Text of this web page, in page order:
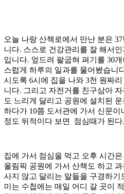
오늘 나랑 산책로에서 만난 분은
니다. 스스로 건강관리를 잘 해서
입니다. 엎드려 팔굽혀 펴기를 30
스럽게 하루의 일과를 물어봤습니
시도록 6시에 집을 나와 3천 원짜
니다. 그리고 자전거를 친구삼아
도 느리게 달리고 공원에 설치된
하다가 10쯤 도서관에 가서 신문
정도 뒤적이다 보면 점심때가 된다
집에 가서 점심을 먹고 오후 시간
올림픽 공원에 가서 산책도 하고
사지 않고 달리는 말들을 구경하기
미는 수첩에는 매일 어디 갈 곳이